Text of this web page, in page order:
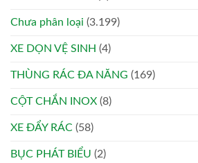
Chưa phân loại (3.199)
XE DỌN VỆ SINH (4)
THÙNG RÁC ĐA NĂNG (169)
CỘT CHẮN INOX (8)
XE ĐẨY RÁC (58)
BỤC PHÁT BIỂU (2)